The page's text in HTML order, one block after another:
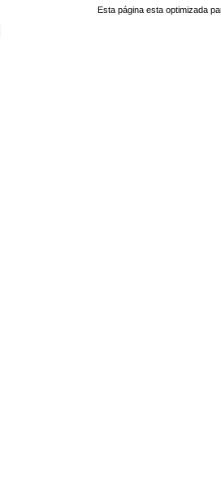
Esta página esta optimizada